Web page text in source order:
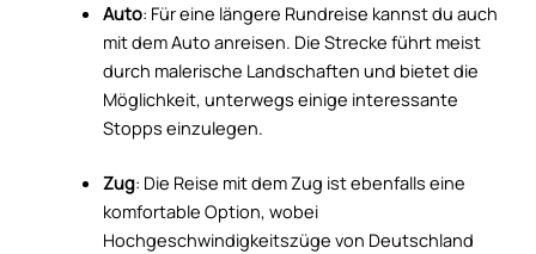
Auto: Für eine längere Rundreise kannst du auch
mit dem Auto anreisen. Die Strecke führt meist
durch malerische Landschaften und bietet die
Möglichkeit, unterwegs einige interessante
Stopps einzulegen.
Zug: Die Reise mit dem Zug ist ebenfalls eine
komfortable Option, wobei
Hochgeschwindigkeitszüge von Deutschland